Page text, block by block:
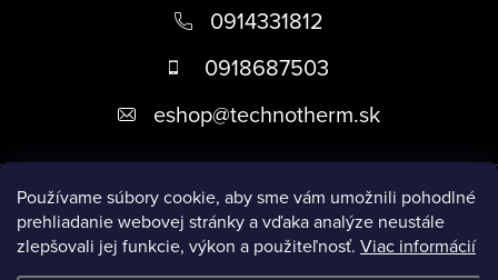
Používame súbory cookie, aby sme vám umožnili pohodlné
prehliadanie webovej stránky a vďaka analýze neustále
zlepšovali jej funkcie, výkon a použiteľnosť. Viac informácií
i
0914331812
0918687503
eshop@technotherm.sk
Informácie
Prijímame online platby